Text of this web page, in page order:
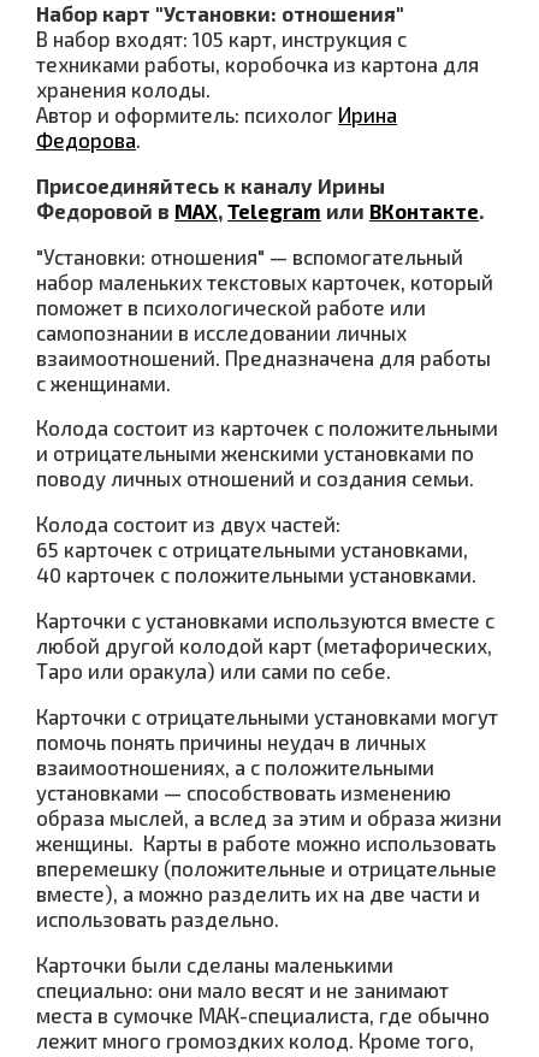
Набор карт "Установки: отношения"
В набор входят: 105 карт, инструкция с
техниками работы, коробочка из картона для
хранения колоды.
Автор и оформитель: психолог Ирина
Федорова.
Присоединяйтесь к каналу Ирины
Федоровой в МАХ, Telegram или ВКонтакте.
"Установки: отношения" — вспомогательный
набор маленьких текстовых карточек, который
поможет в психологической работе или
самопознании в исследовании личных
взаимоотношений. Предназначена для работы
с женщинами.
Колода состоит из карточек с положительными
и отрицательными женскими установками по
поводу личных отношений и создания семьи.
Колода состоит из двух частей:
65 карточек с отрицательными установками,
40 карточек с положительными установками.
Карточки с установками используются вместе с
любой другой колодой карт (метафорических,
Таро или оракула) или сами по себе.
Карточки с отрицательными установками могут
помочь понять причины неудач в личных
взаимоотношениях, а с положительными
установками — способствовать изменению
образа мыслей, а вслед за этим и образа жизни
женщины. Карты в работе можно использовать
вперемешку (положительные и отрицательные
вместе), а можно разделить их на две части и
использовать раздельно.
Карточки были сделаны маленькими
специально: они мало весят и не занимают
места в сумочке МАК-специалиста, где обычно
лежит много громоздких колод. Кроме того,